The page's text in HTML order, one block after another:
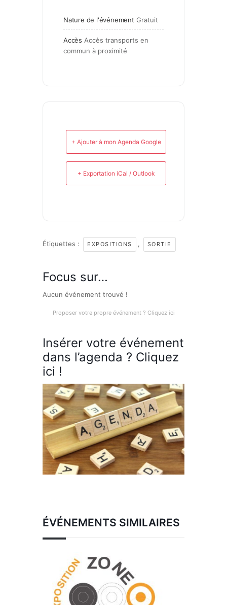
Nature de l'événement Gratuit
Accès Accès transports en
commun à proximité
+ Ajouter à mon Agenda Google
+ Exportation iCal / Outlook
Étiquettes : EXPOSITIONS , SORTIE
Focus sur…
Aucun événement trouvé !
Proposer votre propre événement ? Cliquez ici
Insérer votre événement
dans l’agenda ? Cliquez
ici !
ÉVÉNEMENTS SIMILAIRES